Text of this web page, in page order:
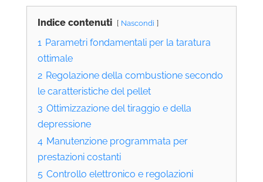
Indice contenuti Nascondi
1 Parametri fondamentali per la taratura
ottimale
2 Regolazione della combustione secondo
le caratteristiche del pellet
3 Ottimizzazione del tiraggio e della
depressione
4 Manutenzione programmata per
prestazioni costanti
5 Controllo elettronico e regolazioni